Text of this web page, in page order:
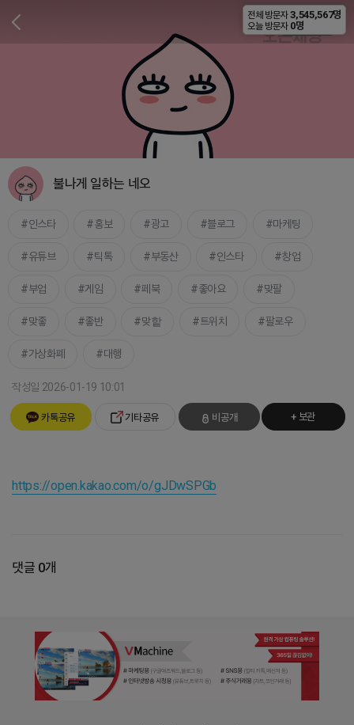
비공개
불나게 일하는 네오
인스타 홍보 광고 블로그 마케팅
유튜브 틱톡 부동산 인스타 창업
부업 게임 페북 좋아요 맞팔
맞좋 좋반 맞핱 트위치 팔로우
가상화폐 대행
작성일 2026-01-19 10:01
카톡공유 기타공유 비공개 + 보관
https://open.kakao.com/o/gJDwSPGb
댓글 0개
전체 방문자 3,545,567명
오늘 방문자 0명